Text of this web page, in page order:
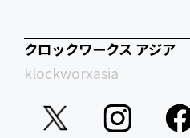
クロックワークス アジア
klockworxasia